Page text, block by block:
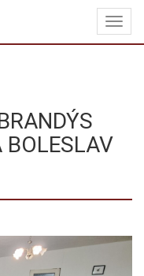
BOLESLAV